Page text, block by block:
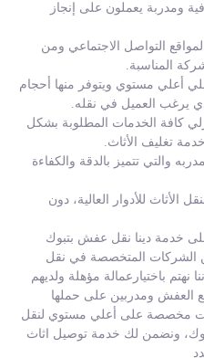
ومدربة يعملون على إنجاز
التواصل الاجتماعي ومن
المناسبة.
أعلي مستوي ويتوفر منها أحجام
يرغب العميل في نقله.
كافة الخدمات المطلوبة بشكل
تغليف الأثاث.
والتي تتميز بالدقة والكفاءة
الأثاث للأدوار العالية، دون
خدمة دينا نقل عفش بتبوك
الشركات المتخصصة في نقل
نهتم باختيارعمالة مؤهلة ولديهم
العفش ومدربين على حملها
مخصصة على أعلي مستوي لنقل
ونضمن لك خدمة توصيل اثاث